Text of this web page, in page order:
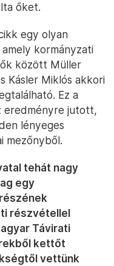
őket.
egy olyan
amely kormányzati
között Müller
Kásler Miklós akkori
Ez a
eredményre jutott,
lényeges
mezőnyből.
tehát nagy
egy
részvétellel
Távirati
kettőt
vettünk